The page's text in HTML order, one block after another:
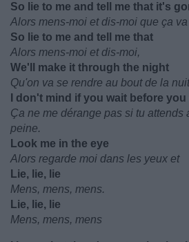
So lie to me and tell me that it's
Alors mens-moi et dis-moi que ça va
So lie to me and tell me that
Alors mens-moi et dis-moi,
We'll make it through the night
Qu'on va se rendre au bout de la
I don't mind if you wait before
Ça ne me dérange pas si tu attends
peine.
Look me in the eye
Alors regarde moi dans les yeux et
Lie, lie, lie
Mens, mens, mens.
Lie, lie, lie
Mens, mens, mens